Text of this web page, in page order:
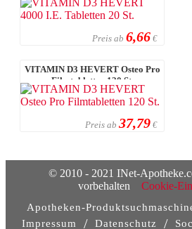
Preis ab 6,66 €
VITAMIN D3 HEVERT Osteo Pro
Filmtabletten 120 St.
Preis ab 37,79 €
© 2010 - 2021 INet-
vorbehalten Cookie-
Apotheken-
Impressum / Datenschutz /